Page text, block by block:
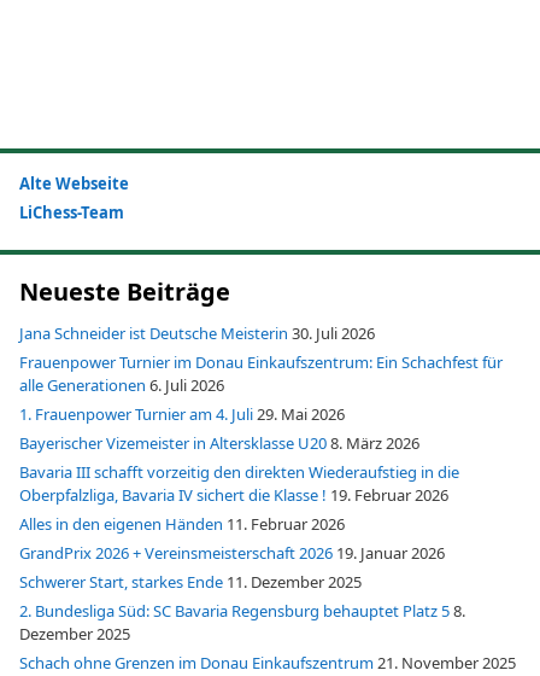
Alte Webseite
LiChess-Team
Neueste Beiträge
Jana Schneider ist Deutsche Meisterin 30. Juli 2026
Frauenpower Turnier im Donau Einkaufszentrum: Ein Schachfest für
alle Generationen 6. Juli 2026
1. Frauenpower Turnier am 4. Juli29. Mai 2026
Bayerischer Vizemeister in Altersklasse U208. März 2026
Bavaria III schafft vorzeitig den direkten Wiederaufstieg in die
Oberpfalzliga, Bavaria IV sichert die Klasse ! 19. Februar 2026
Alles in den eigenen Händen 11. Februar 2026
GrandPrix 2026 + Vereinsmeisterschaft 2026 19. Januar 2026
Schwerer Start, starkes Ende 11. Dezember 2025
2. Bundesliga Süd: SC Bavaria Regensburg behauptet Platz 58.
Dezember 2025
Schach ohne Grenzen im Donau Einkaufszentrum21. November 2025